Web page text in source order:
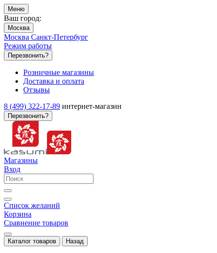
Меню
Ваш город:
Москва
Москва Санкт-Петербург
Режим работы
Перезвонить?
Розничные магазины
Доставка и оплата
Отзывы
8 (499) 322-17-89 интернет-магазин
Перезвонить?
Магазины
Вход
Список желаний
Корзина
Сравнение товаров
Каталог товаров Назад